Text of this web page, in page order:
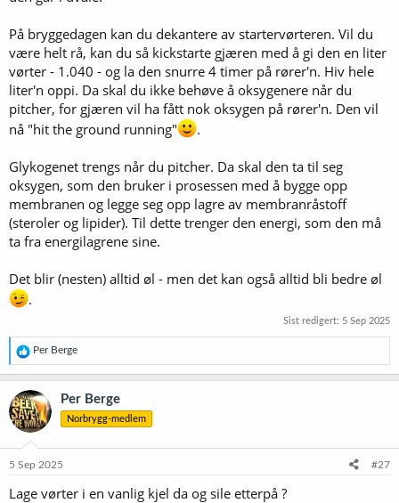
På bryggedagen kan du dekantere av startervørteren. Vil du
være helt rå, kan du så kickstarte gjæren med å gi den en liter
vørter - 1.040 - og la den snurre 4 timer på rører'n. Hiv hele
liter'n oppi. Da skal du ikke behøve å oksygenere når du
pitcher, for gjæren vil ha fått nok oksygen på rører'n. Den vil
nå "hit the ground running"
.
Glykogenet trengs når du pitcher. Da skal den ta til seg
oksygen, som den bruker i prosessen med å bygge opp
membranen og legge seg opp lagre av membranråstoff
(steroler og lipider). Til dette trenger den energi, som den må
ta fra energilagrene sine.
Det blir (nesten) alltid øl - men det kan også alltid bli bedre øl
.
Sist redigert: 5 Sep 2025
R
e
a
k
s
j
o
e
:
Per Berge
Per Berge
Norbrygg-medlem
5 Sep 2025 #27
Lage vørter i en vanlig kjel da og sile etterpå ?